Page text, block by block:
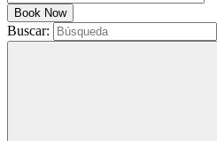
Book Now
Buscar: